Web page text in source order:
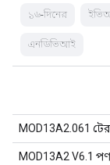
১৬-দিনের
এনডিভিআই
MOD13A2.061
MOD13A2 V6.1